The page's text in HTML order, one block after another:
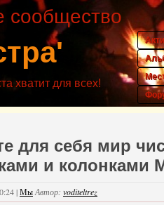
сообщество
хватит для всех!
для себя мир
и колонками
|МыАвтор: voditeltrez